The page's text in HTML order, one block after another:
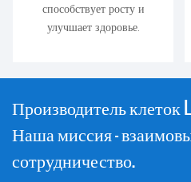
способствует росту и
улучшает здоровье.
Производитель клеток
Наша миссия —
сотрудничество.